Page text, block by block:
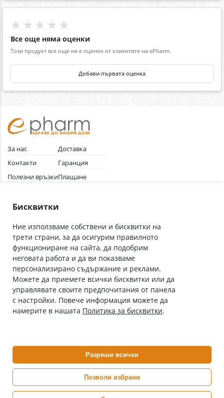
★★★★★
Все още няма оценки
Този продукт все още не е оценен от клиентите на ePharm.
Добави първата оценка
За нас
Контакти
Полезни връзки
Общи условия
Доставка
Гаранция
Плащане
Абонирай се за нашия бюлетин
С абонамента се съгласявам сПолитиката за лични данни.
Онлайн аптека, част от аптеки „Ванчева“
ePharm е лицензирана онлайн аптека от
Изпълнителна Агенция по Лекарствата
Бисквитки
Ние използваме собствени и бисквитки на
трети страни, за да осигурим правилното
функциониране на сайта, да подобрим
неговата работа и да ви показваме
персонализирано съдържание и реклами.
Можете да приемете всички бисквитки или да
управлявате своите предпочитания от панела
с настройки. Повече информация можете да
намерите в нашата Политика за бисквитки.
Разреши всички
Позволи избрани